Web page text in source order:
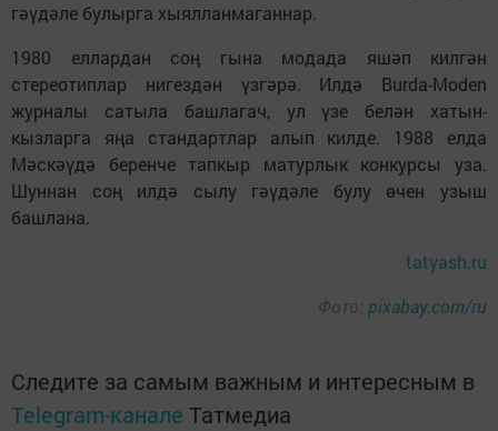
гәүдәле булырга хыялланмаганнар.
1980 еллардан соң гына модада яшәп килгән
стереотиплар нигездән үзгәрә. Илдә Burda-Moden
журналы сатыла башлагач, ул үзе белән хатын-
кызларга яңа стандартлар алып килде. 1988 елда
Мәскәүдә беренче тапкыр матурлык конкурсы уза.
Шуннан соң илдә сылу гәүдәле булу өчен узыш
башлана.
tatyash.ru
Фото: pixabay.com/ru
Следите за самым важным и интересным в
Telegram-канале Татмедиа